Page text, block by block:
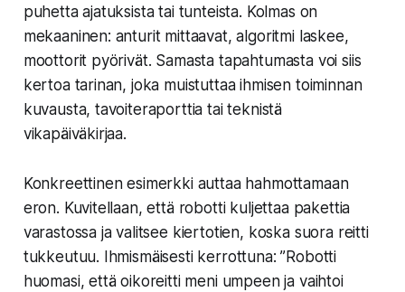
puhetta ajatuksista tai tunteista. Kolmas on
mekaaninen: anturit mittaavat, algoritmi laskee,
moottorit pyörivät. Samasta tapahtumasta voi siis
kertoa tarinan, joka muistuttaa ihmisen toiminnan
kuvausta, tavoiteraporttia tai teknistä
vikapäiväkirjaa.
Konkreettinen esimerkki auttaa hahmottamaan
eron. Kuvitellaan, että robotti kuljettaa pakettia
varastossa ja valitsee kiertotien, koska suora reitti
tukkeutuu. Ihmismäisesti kerrottuna: ”Robotti
huomasi, että oikoreitti meni umpeen ja vaihtoi